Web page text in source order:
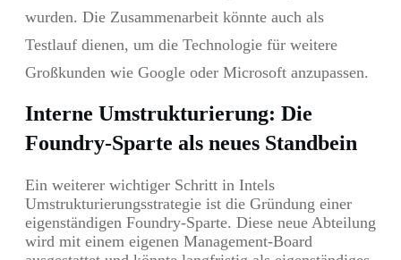
wurden. Die Zusammenarbeit könnte auch als
Testlauf dienen, um die Technologie für weitere
Großkunden wie Google oder Microsoft anzupassen.
Interne Umstrukturierung: Die
Foundry-Sparte als neues Standbein
Ein weiterer wichtiger Schritt in Intels
Umstrukturierungsstrategie ist die Gründung einer
eigenständigen Foundry-Sparte. Diese neue Abteilung
wird mit einem eigenen Management-Board